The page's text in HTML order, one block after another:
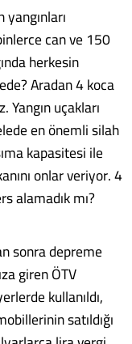
can ve 150
herkesin
Aradan 4 koca
uçakları
en önemli silah
kapasitesi ile
onlar veriyor. 4
alamadık mı?
sonra depreme
giren ÖTV
kullanıldı,
satıldığı